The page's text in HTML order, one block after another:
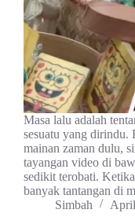
Masa lalu adalah
sesuatu yang dirindu.
mainan zaman dulu,
tayangan video di
sedikit terobati.
banyak tantangan di
Simbah